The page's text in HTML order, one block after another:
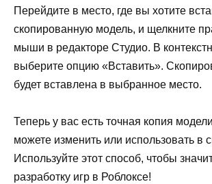
Перейдите в место, где вы хотите
скопированную модель, и щелкните
мыши в редакторе Студио. В
выберите опцию «Вставить».
будет вставлена в выбранное место.
Теперь у вас есть точная копия
можете изменить или использовать в
Используйте этот способ, чтобы
разработку игр в Роблоксе!